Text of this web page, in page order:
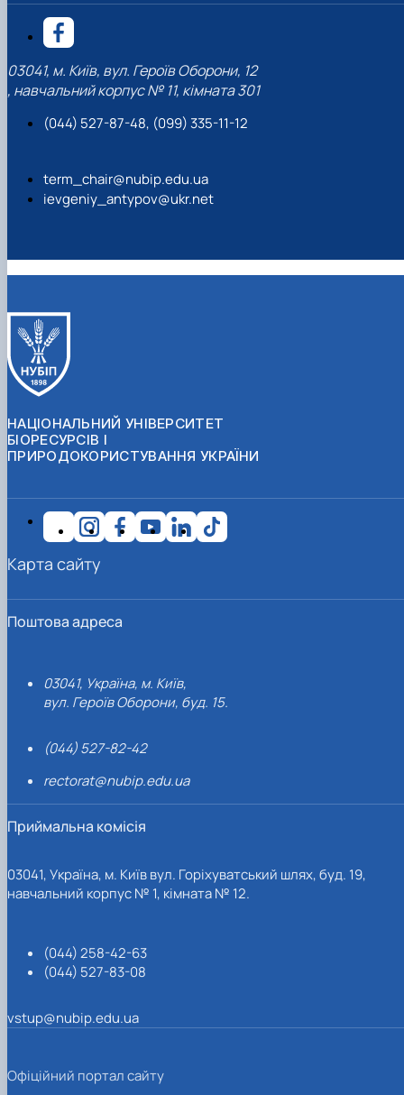
03041, м. Київ, вул. Героїв Оборони, 12
, навчальний корпус № 11, кімната 301
(044) 527-87-48, (099) 335-11-12
term_chair@nubip.edu.ua
ievgeniy_antypov@ukr.net
НАЦІОНАЛЬНИЙ УНІВЕРСИТЕТ
БІОРЕСУРСІВ І
ПРИРОДОКОРИСТУВАННЯ УКРАЇНИ
Поштова адреса
03041, Україна, м. Київ,
вул. Героїв Оборони, буд. 15.
(044) 527-82-42
rectorat@nubip.edu.ua
Приймальна комісія
03041, Україна, м. Київ вул. Горіхуватський шлях, буд. 19,
навчальний корпус № 1, кімната № 12.
(044) 258-42-63
(044) 527-83-08
vstup@nubip.edu.ua
Карта сайту
Офіційний портал сайту